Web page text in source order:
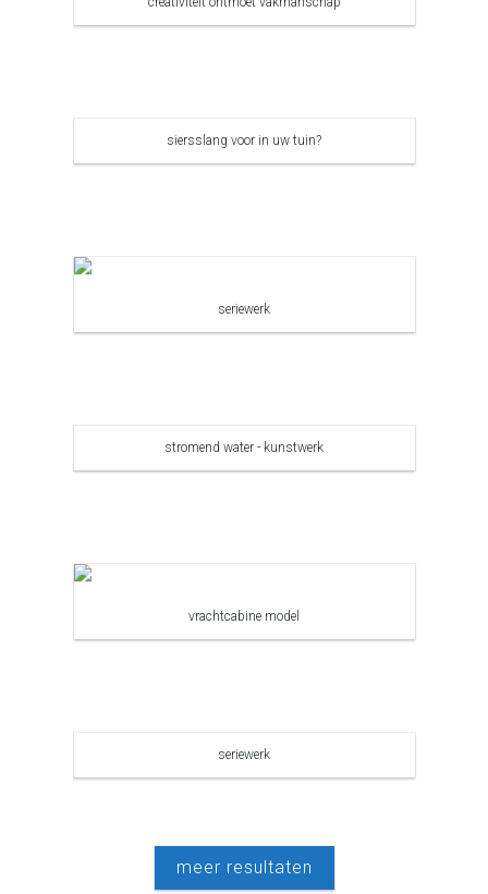
siersslang voor in uw tuin?
seriewerk
stromend water - kunstwerk
vrachtcabine model
seriewerk
meer resultaten